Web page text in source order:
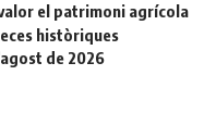
el patrimoni agrícola
històriques
de 2026